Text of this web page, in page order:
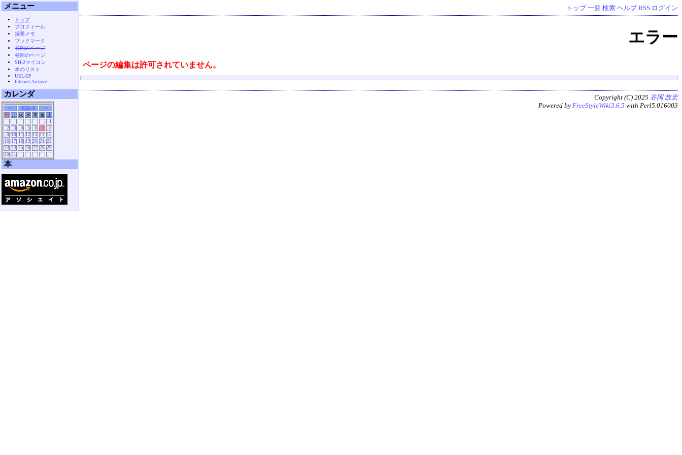
トップ 一覧 検索 ヘルプ RSS ログイン
エラー
ページの編集は許可されていません。
メニュー
トップ
プロフィール
授業メモ
ブックマーク
谷岡のページ
谷岡のページ
SH-2マイコン
本のリスト
USL-5P
Internet Archive
カレンダ
<< 2026-8
>>
日
月 火 水 木 金
土
1
2
3 4 5 6 7
8
9 10 11 12 13 14 15
16 17 18 19 20 21
22
23 24 25 26 27 28 29
30 31
本
Copyright (C) 2025 谷岡 政宏
Powered by FreeStyleWiki3.6.5 with Perl5.016003